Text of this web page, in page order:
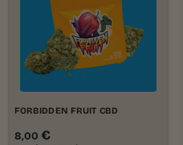
FORBIDDEN FRUIT CBD
8,00 €